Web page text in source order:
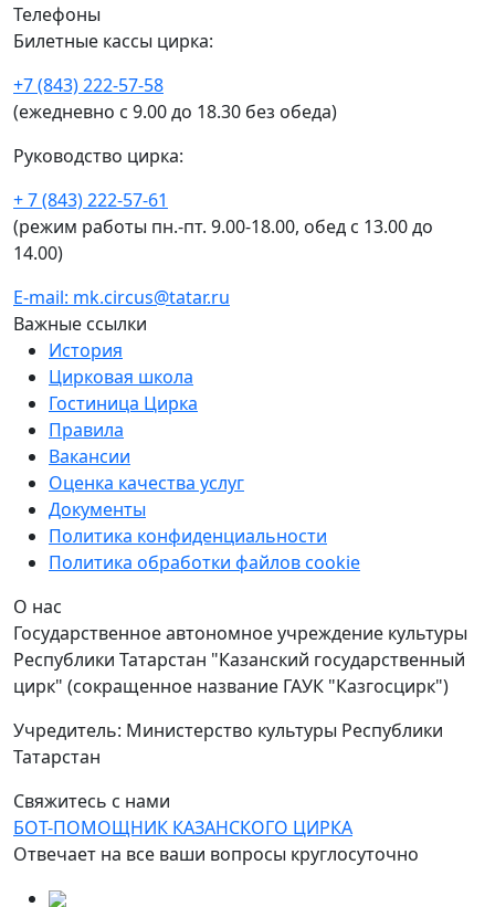
Телефоны
Билетные кассы цирка:
+7 (843) 222-57-58
(ежедневно с 9.00 до 18.30 без обеда)
Руководство цирка:
+ 7 (843) 222-57-61
(режим работы пн.-пт. 9.00-18.00, обед с 13.00 до
14.00)
E-mail: mk.circus@tatar.ru
Важные ссылки
История
Цирковая школа
Гостиница Цирка
Правила
Вакансии
Оценка качества услуг
Документы
Политика конфиденциальности
Политика обработки файлов cookie
О нас
Государственное автономное учреждение культуры
Республики Татарстан "Казанский государственный
цирк" (сокращенное название ГАУК "Казгосцирк")
Учредитель: Министерство культуры Республики
Татарстан
Свяжитесь с нами
БОТ-ПОМОЩНИК КАЗАНСКОГО ЦИРКА
Отвечает на все ваши вопросы круглосуточно